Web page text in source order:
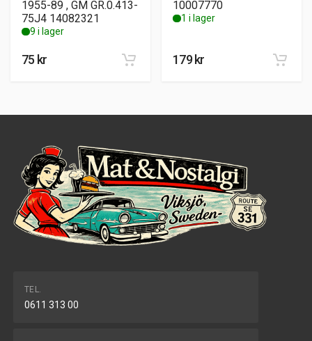
1955-89 , GM GR.0.413-
75J4 14082321
9 i lager
75 kr
10007770
1 i lager
179 kr
TEL.
0611 313 00